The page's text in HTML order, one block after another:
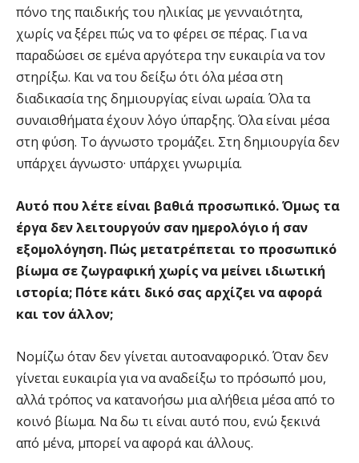
πόνο της παιδικής του ηλικίας με γενναιότητα,
χωρίς να ξέρει πώς να το φέρει σε πέρας. Για να
παραδώσει σε εμένα αργότερα την ευκαιρία να τον
στηρίξω. Και να του δείξω ότι όλα μέσα στη
διαδικασία της δημιουργίας είναι ωραία. Όλα τα
συναισθήματα έχουν λόγο ύπαρξης. Όλα είναι μέσα
στη φύση. Το άγνωστο τρομάζει. Στη δημιουργία δεν
υπάρχει άγνωστο· υπάρχει γνωριμία.
Αυτό που λέτε είναι βαθιά προσωπικό. Όμως τα
έργα δεν λειτουργούν σαν ημερολόγιο ή σαν
εξομολόγηση. Πώς μετατρέπεται το προσωπικό
βίωμα σε ζωγραφική χωρίς να μείνει ιδιωτική
ιστορία; Πότε κάτι δικό σας αρχίζει να αφορά
και τον άλλον;
Νομίζω όταν δεν γίνεται αυτοαναφορικό. Όταν δεν
γίνεται ευκαιρία για να αναδείξω το πρόσωπό μου,
αλλά τρόπος να κατανοήσω μια αλήθεια μέσα από το
κοινό βίωμα. Να δω τι είναι αυτό που, ενώ ξεκινά
από μένα, μπορεί να αφορά και άλλους.